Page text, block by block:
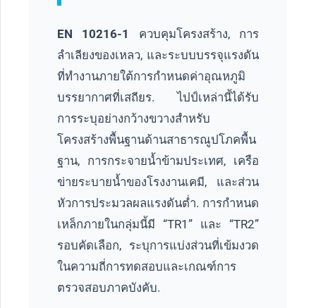
EN 10216-1
ควบคุมโครงสร้าง, การ
ลำเลียงของเหลว, และระบบบรรจุแรงดัน
ที่ทำงานภายใต้การกำหนดค่าอุณหภูมิ
บรรยากาศที่เสถียร. ไปป์เหล่านี้ได้รับ
การระบุอย่างกว้างขวางสำหรับ
โครงสร้างพื้นฐานด้านสาธารณูปโภคพื้น
ฐาน, การกระจายน้ำข้ามประเทศ, เครือ
ข่ายระบายน้ำของโรงงานเคมี, และส่วน
หัวการประมวลผลแรงดันต่ำ. การกำหนด
เหล็กภายในกลุ่มนี้มี “TR1” และ “TR2”
รอบคัดเลือก, ระบุการแบ่งส่วนที่เข้มงวด
ในความถี่การทดสอบและเกณฑ์การ
ตรวจสอบภาคบังคับ.